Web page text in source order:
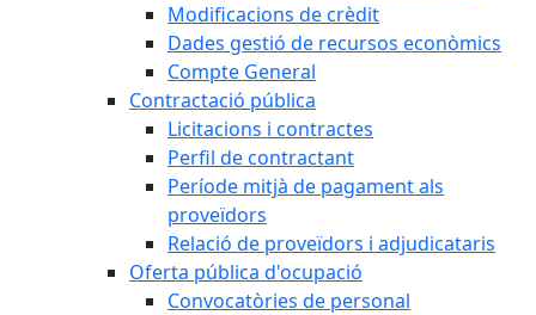
Modificacions de crèdit
Dades gestió de recursos econòmics
Compte General
Contractació pública
Licitacions i contractes
Perfil de contractant
Període mitjà de pagament als
proveïdors
Relació de proveïdors i adjudicataris
Oferta pública d'ocupació
Convocatòries de personal